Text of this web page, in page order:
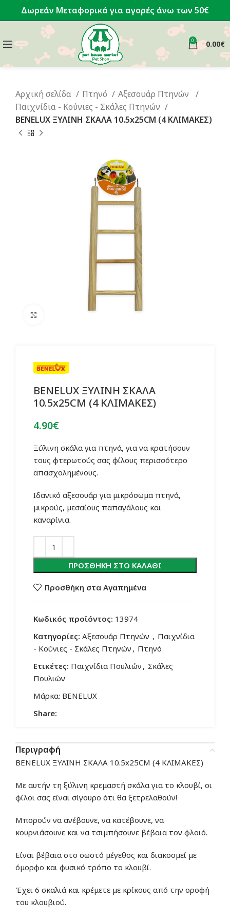
Δωρεάν Μεταφορικά για αγορές άνω των 50€
0 0.00€
Αρχική σελίδα Πτηνό
Αξεσουάρ Πτηνών
Παιχνίδια - Κούνιες - Σκάλες Πτηνών
BENELUX ΞΥΛΙΝΗ ΣΚΑΛΑ 10.5x25CM (4 ΚΛΙΜΑΚΕΣ)
BENELUX ΞΥΛΙΝΗ ΣΚΑΛΑ
10.5x25CM (4 ΚΛΙΜΑΚΕΣ)
4.90€
Ξύλινη σκάλα για πτηνά, για να κρατήσουν
τους φτερωτούς σας φίλους περισσότερο
απασχολημένους.
Ιδανικό αξεσουάρ για μικρόσωμα πτηνά,
μικρούς, μεσαίους παπαγάλους και
καναρίνια.
ΠΡΟΣΘΉΚΗ ΣΤΟ ΚΑΛΆΘΙ
Προσθήκη στα Αγαπημένα
Κωδικός προϊόντος: 13974
Κατηγορίες: Αξεσουάρ Πτηνών , Παιχνίδια
- Κούνιες - Σκάλες Πτηνών , Πτηνό
Ετικέτες: Παιχνίδια Πουλιών , Σκάλες
Πουλιών
Μάρκα: BENELUX
Share:
Περιγραφή
BENELUX ΞΥΛΙΝΗ ΣΚΑΛΑ 10.5x25CM (4 ΚΛΙΜΑΚΕΣ)
Με αυτήν τη ξύλινη κρεμαστή σκάλα για το κλουβί, οι
φίλοι σας είναι σίγουρο ότι θα ξετρελαθούν!
Μπορούν να ανέβουνε, να κατέβουνε, να
κουρνιάσουνε και να τσιμπήσουνε βέβαια τον φλοιό.
Είναι βέβαια στο σωστό μέγεθος και διακοσμεί με
όμορφο και φυσικό τρόπο το κλουβί.
Έχει 6 σκαλιά και κρέμετε με κρίκους από την οροφή
του κλουβιού.